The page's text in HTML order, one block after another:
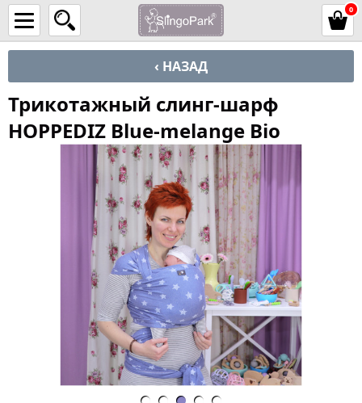
0
‹ НАЗАД
Трикотажный слинг-шарф
HOPPEDIZ Blue-melange Bio